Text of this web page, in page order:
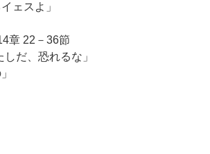
ェスよ」
章 22－36節
だ、恐れるな」